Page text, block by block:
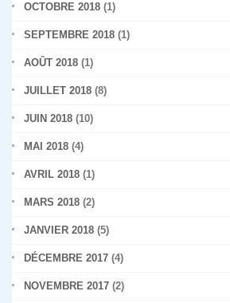
OCTOBRE 2018 (1)
SEPTEMBRE 2018 (1)
AOÛT 2018 (1)
JUILLET 2018 (8)
JUIN 2018 (10)
MAI 2018 (4)
AVRIL 2018 (1)
MARS 2018 (2)
JANVIER 2018 (5)
DÉCEMBRE 2017 (4)
NOVEMBRE 2017 (2)